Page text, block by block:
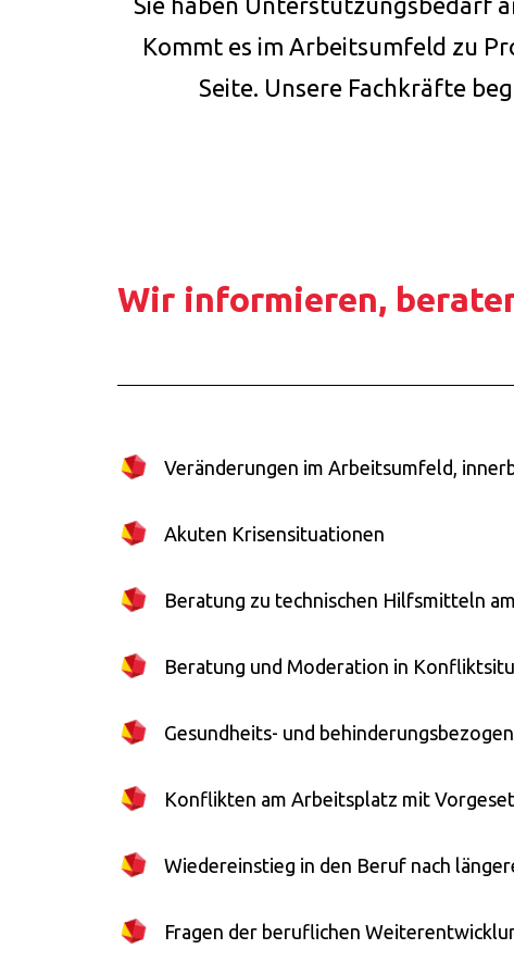
Kommt es im Arbeitsumfeld zu
Seite. Unsere Fachkräfte
Wir informieren,
Veränderungen im Arbeitsumfeld,
Akuten Krisensituationen
Beratung zu technischen Hilfsmitteln
Beratung und Moderation in
Gesundheits- und
Konflikten am Arbeitsplatz mit
Wiedereinstieg in den Beruf nach
Fragen der beruflichen